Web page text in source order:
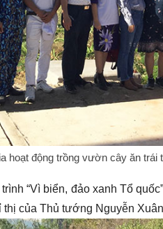
hoạt động trồng vườn cây ăn trái
“Vì biển, đảo xanh Tổ
của Thủ tướng Nguyễn